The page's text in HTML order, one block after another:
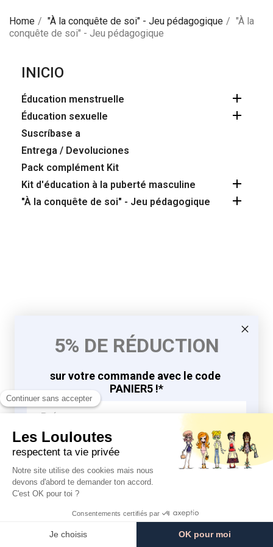
Home "À la conquête de soi" - Jeu pédagogique
"À la
conquête de soi" - Jeu pédagogique
INICIO
Éducation menstruelle 
Éducation sexuelle 
Suscríbase a
Entrega / Devoluciones
Pack complément Kit
Kit d'éducation à la puberté masculine

"À la conquête de soi" - Jeu pédagogique 
5% DE RÉDUCTION
sur votre commande avec le code
PANIER5 !*
J'EN PROFITE
*en vous inscrivant à la newsletter